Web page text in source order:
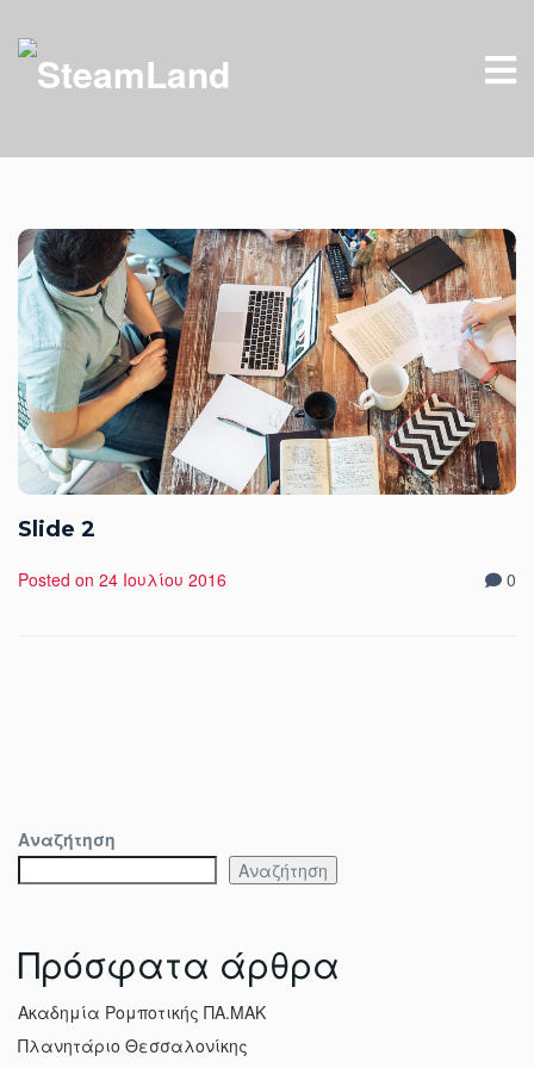
Slide 2
Posted on 24 Ιουλίου 2016 0
Αναζήτηση
Αναζήτηση
Πρόσφατα άρθρα
Ακαδημία Ρομποτικής ΠΑ.ΜΑΚ
Πλανητάριο Θεσσαλονίκης